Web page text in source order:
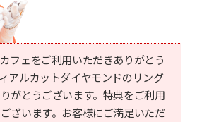
フェをご利用いただきありがとう
アルカットダイヤモンドのリング
がとうございます。特典をご利用
ざいます。お客様にご満足いただ